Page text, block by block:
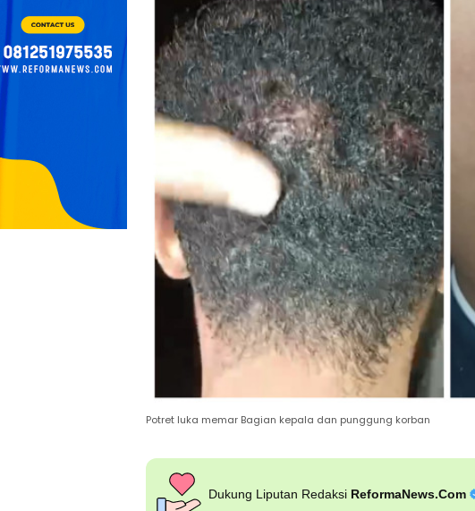
Potret luka memar Bagian kepala dan punggung korban
Dukung Liputan Redaksi ReformaNews.Com